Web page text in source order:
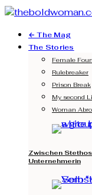
← The Mag
The Stories
Female
Rulebreaker
Prison Break
My second
Woman
Zwischen
Unternehmerin